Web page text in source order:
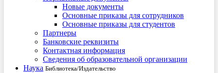
Новые документы
Основные приказы для сотрудников
Основные приказы для студентов
Партнеры
Банковские реквизиты
Контактная информация
Сведения об образовательной организации
Наука Библиотека/Издательство